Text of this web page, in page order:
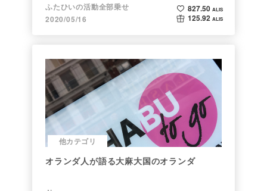
ふたひいの活動全部乗せ
2020/05/16
827.50 ALIS
125.92 ALIS
他カテゴリ
オランダ人が語る大麻大国のオランダ